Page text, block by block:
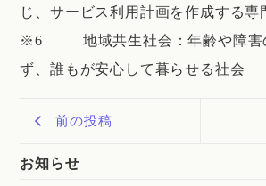
じ、サービス利用計画を作成する専
※6 地域共生社会：年齢や障害
ず、誰もが安心して暮らせる社会
前の投稿
お知らせ